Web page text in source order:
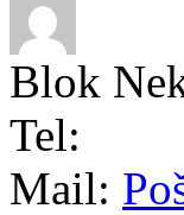
Blok
Tel:
Mail: